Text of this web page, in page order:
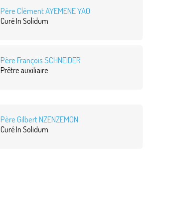
Père Clément AYEMENE YAO
Curé In Solidum
Père François SCHNEIDER
Prêtre auxiliaire
Père Gilbert NZENZEMON
Curé In Solidum